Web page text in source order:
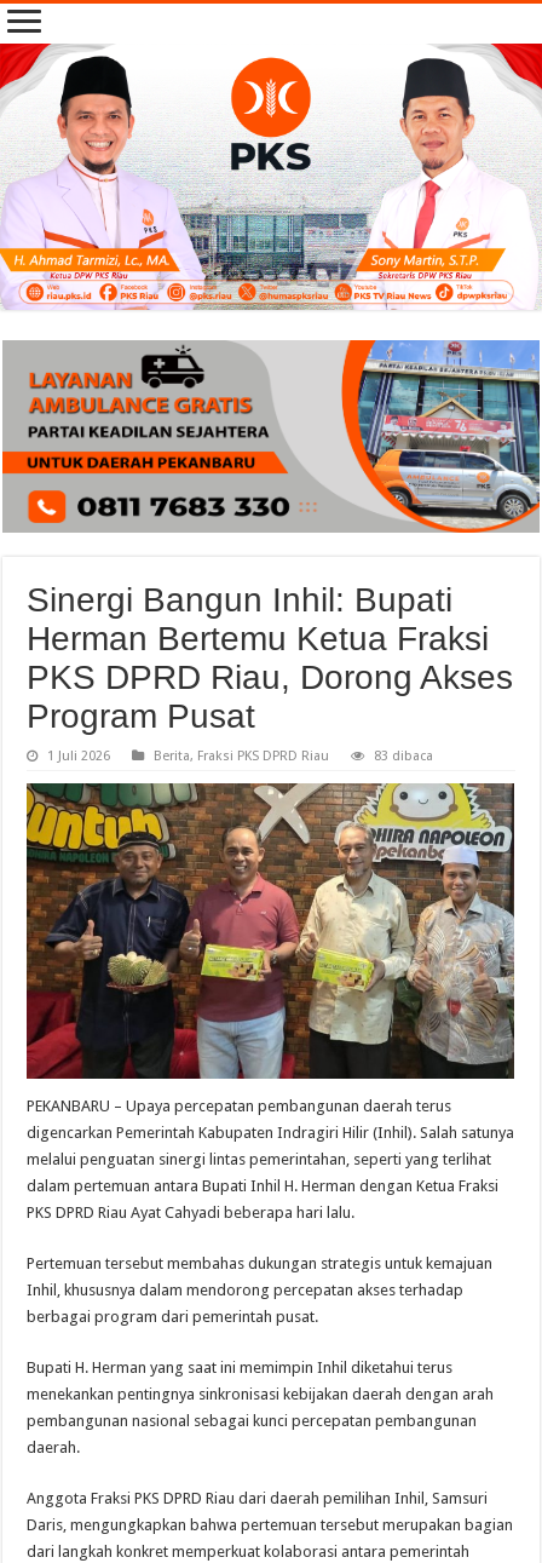
Sinergi Bangun Inhil: Bupati
Herman Bertemu Ketua Fraksi
PKS DPRD Riau, Dorong Akses
Program Pusat
1 Juli 2026 Berita, Fraksi PKS DPRD Riau 83 dibaca
PEKANBARU – Upaya percepatan pembangunan daerah terus
digencarkan Pemerintah Kabupaten Indragiri Hilir (Inhil). Salah satunya
melalui penguatan sinergi lintas pemerintahan, seperti yang terlihat
dalam pertemuan antara Bupati Inhil H. Herman dengan Ketua Fraksi
PKS DPRD Riau Ayat Cahyadi beberapa hari lalu.
Pertemuan tersebut membahas dukungan strategis untuk kemajuan
Inhil, khususnya dalam mendorong percepatan akses terhadap
berbagai program dari pemerintah pusat.
Bupati H. Herman yang saat ini memimpin Inhil diketahui terus
menekankan pentingnya sinkronisasi kebijakan daerah dengan arah
pembangunan nasional sebagai kunci percepatan pembangunan
daerah.
Anggota Fraksi PKS DPRD Riau dari daerah pemilihan Inhil, Samsuri
Daris, mengungkapkan bahwa pertemuan tersebut merupakan bagian
dari langkah konkret memperkuat kolaborasi antara pemerintah